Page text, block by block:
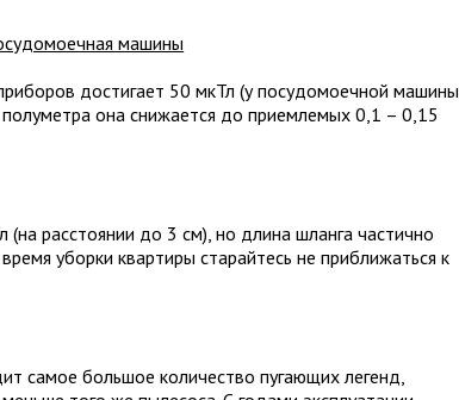
машины
достигает 50 мкТл (у посудомоечной машины
она снижается до приемлемых 0,1 – 0,15
расстоянии до 3 см), но длина шланга частично
уборки квартиры старайтесь не приближаться к
самое большое количество пугающих легенд,